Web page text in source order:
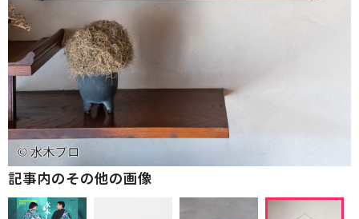
記事内のその他の画像